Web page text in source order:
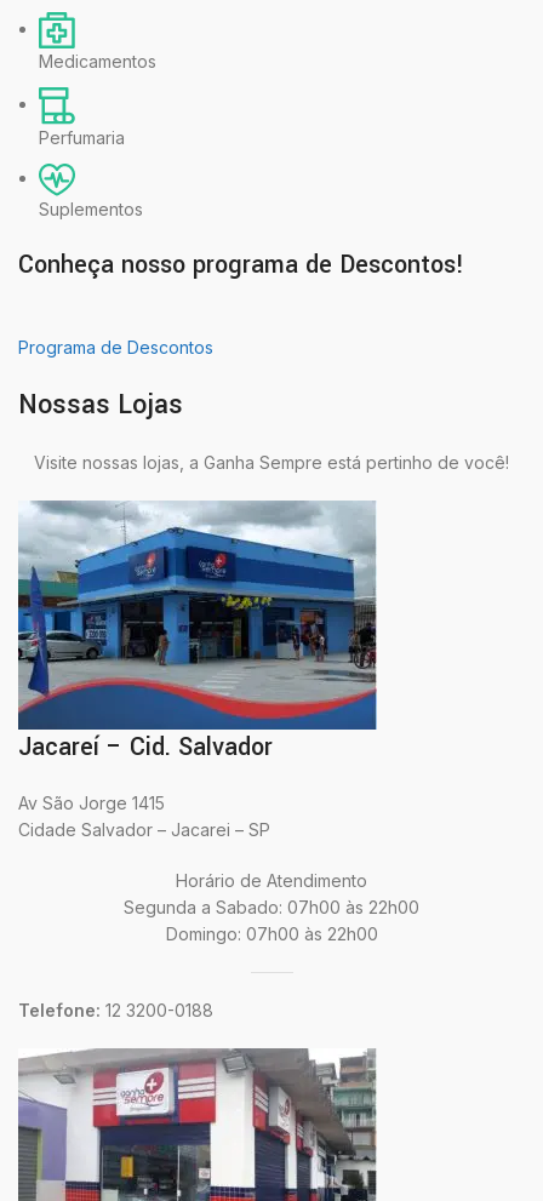
Medicamentos
Perfumaria
Suplementos
Conheça nosso programa de Descontos!
Programa de Descontos
Nossas Lojas
Visite nossas lojas, a Ganha Sempre está pertinho de você!
Jacareí – Cid. Salvador
Av São Jorge 1415
Cidade Salvador – Jacarei – SP
Horário de Atendimento
Segunda a Sabado: 07h00 às 22h00
Domingo: 07h00 às 22h00
Telefone: 12 3200-0188